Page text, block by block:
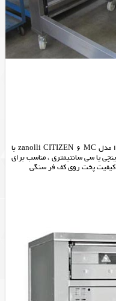
فر پیتزا ایتالیایی زانولی با ظرفیت ۶بشقاب پیتزا مدل zanolli CITIZEN 6 MC با
یا سی سانتیمتری ، مناسب برای
کیفیت پخت روی کف فر سنگی